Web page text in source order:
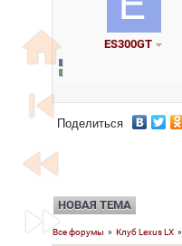
home
skip_previous
fast_rewind
fast_forward
ES300GT
Поделиться
НОВАЯ ТЕМА
Все форумы » Клуб Lexus LX»